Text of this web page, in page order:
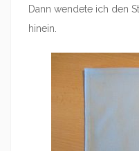
Dann wendete ich den
hinein.